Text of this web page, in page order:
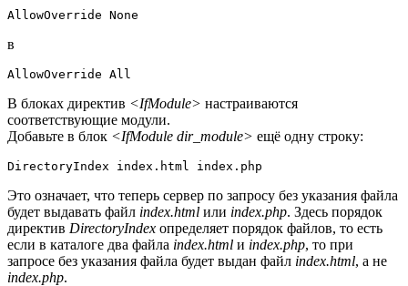
в
В блоках директив <IfModule> настраиваются
соответствующие модули.
Добавьте в блок <IfModule dir_module> ещё одну строку:
Это означает, что теперь сервер по запросу без указания файла
будет выдавать файл index.html или index.php. Здесь порядок
директив DirectoryIndex определяет порядок файлов, то есть
если в каталоге два файла index.html и index.php, то при
запросе без указания файла будет выдан файл index.html, а не
index.php.